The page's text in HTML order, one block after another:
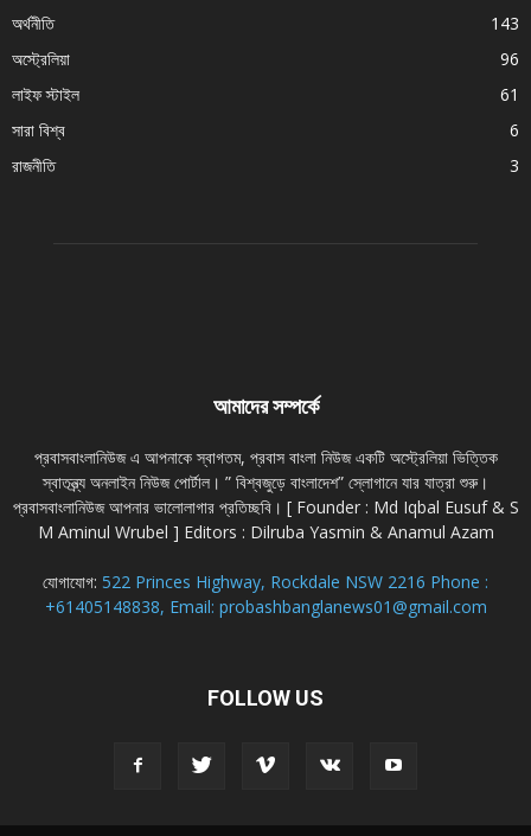
অর্থনীতি
143
অস্ট্রেলিয়া
96
লাইফ স্টাইল
61
সারা বিশ্ব
6
রাজনীতি
3
আমাদের সম্পর্কে
প্রবাসবাংলানিউজ এ আপনাকে স্বাগতম, প্রবাস বাংলা নিউজ একটি অস্ট্রেলিয়া ভিত্তিক
স্বাতন্ত্র্য অনলাইন নিউজ পোর্টাল। ” বিশ্বজুড়ে বাংলাদেশ” স্লোগানে যার যাত্রা শুরু।
প্রবাসবাংলানিউজ আপনার ভালোলাগার প্রতিচ্ছবি। [ Founder : Md Iqbal Eusuf & S
M Aminul Wrubel ] Editors : Dilruba Yasmin & Anamul Azam
যোগাযোগ: 522 Princes Highway, Rockdale NSW 2216 Phone :
+61405148838, Email: probashbanglanews01@gmail.com
FOLLOW US